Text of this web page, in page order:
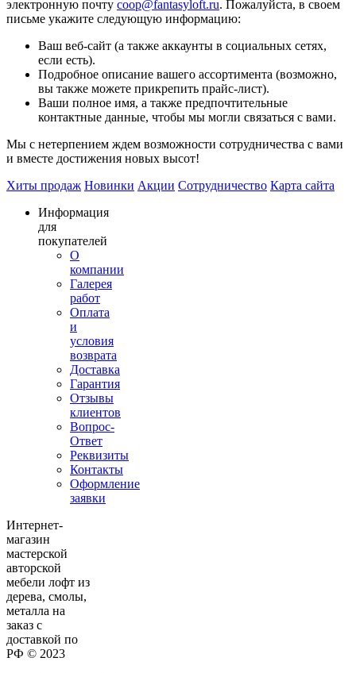
электронную почту coop@fantasyloft.ru. Пожалуйста, в своем
письме укажите следующую информацию:
Ваш веб-сайт (а также аккаунты в социальных сетях,
если есть).
Подробное описание вашего ассортимента (возможно,
вы также можете прикрепить прайс-лист).
Ваши полное имя, а также предпочтительные
контактные данные, чтобы мы могли связаться с вами.
Мы с нетерпением ждем возможности сотрудничества с вами
и вместе достижения новых высот!
Хиты продаж Новинки Акции Сотрудничество Карта сайта
Информация
для
покупателей
О
компании
Галерея
работ
Оплата
и
условия
возврата
Доставка
Гарантия
Отзывы
клиентов
Вопрос-
Ответ
Реквизиты
Контакты
Оформление
заявки
Интернет-
магазин
мастерской
авторской
мебели лофт из
дерева, смолы,
металла на
заказ с
доставкой по
РФ © 2023